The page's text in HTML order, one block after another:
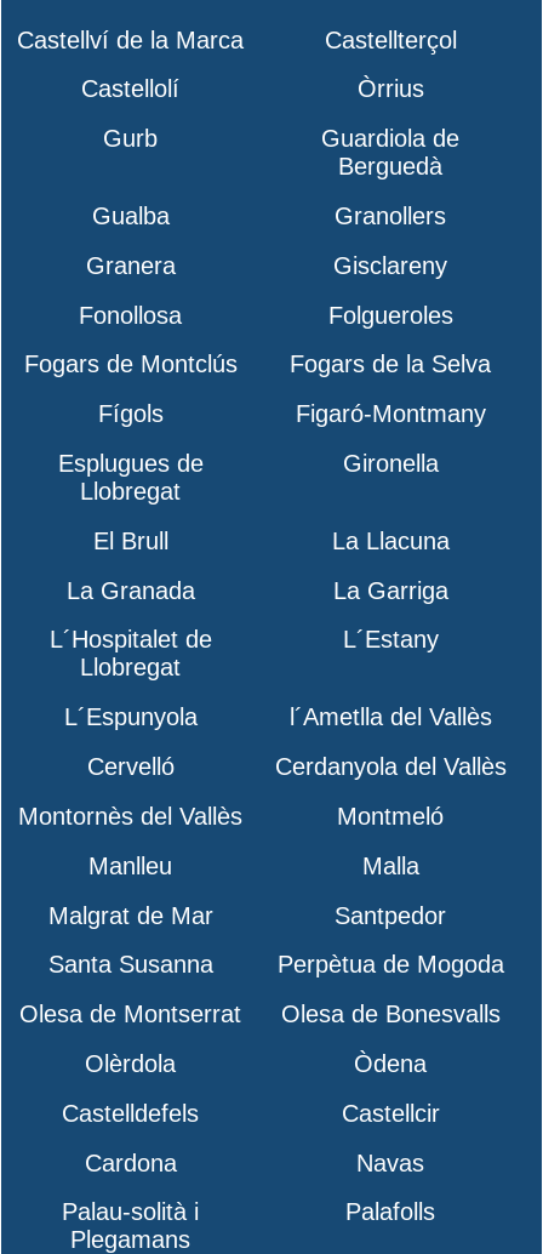
Castellví de la Marca
Castellterçol
Castellolí
Òrrius
Gurb
Guardiola de
Berguedà
Gualba
Granollers
Granera
Gisclareny
Fonollosa
Folgueroles
Fogars de Montclús
Fogars de la Selva
Fígols
Figaró-Montmany
Esplugues de
Llobregat
Gironella
El Brull
La Llacuna
La Granada
La Garriga
L´Hospitalet de
Llobregat
L´Estany
L´Espunyola
l´Ametlla del Vallès
Cervelló
Cerdanyola del Vallès
Montornès del Vallès
Montmeló
Manlleu
Malla
Malgrat de Mar
Santpedor
Santa Susanna
Perpètua de Mogoda
Olesa de Montserrat
Olesa de Bonesvalls
Olèrdola
Òdena
Castelldefels
Castellcir
Cardona
Navas
Palau-solità i
Plegamans
Palafolls